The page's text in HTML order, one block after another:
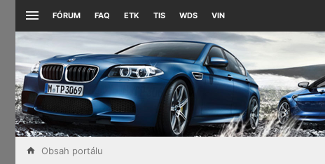
FÓRUM FAQ ETK TIS WDS VIN
Obsah portálu